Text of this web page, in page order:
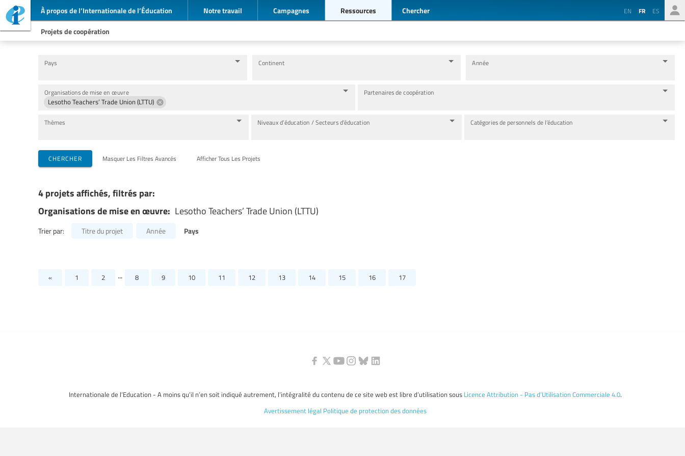
À propos de l’Internationale de l’Éducation Notre travail Campagnes Ressources Chercher EN FR ES
Projets de coopération
Pays Continent Année
Organisations de mise en œuvre
Lesotho Teachers’ Trade Union (LTTU)
Partenaires de coopération
Thèmes Niveaux d’éducation / Secteurs d’éducation Catégories de personnels de l’éducation
CHERCHER Masquer Les Filtres Avancés Afficher Tous Les Projets
4 projets affichés, filtrés par:
Organisations de mise en œuvre: Lesotho Teachers’ Trade Union (LTTU)
Trier par: Titre du projet Année Pays
« 1 2 ... 8 9 10 11 12 13 14 15 16 17
Internationale de l’Education - A moins qu’il n’en soit indiqué autrement, l’intégralité du contenu de ce site web est libre d’utilisation sous Licence Attribution - Pas d’Utilisation Commerciale 4.0.
Avertissement légal Politique de protection des données